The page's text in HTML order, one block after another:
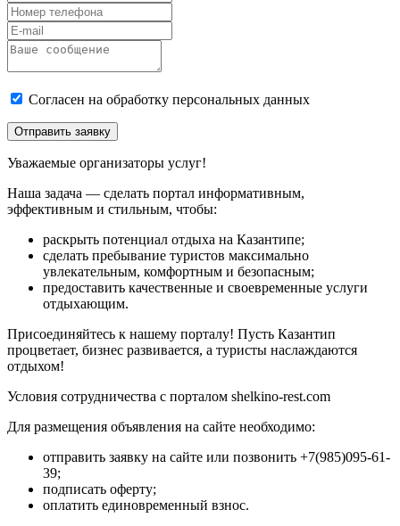
Согласен на обработку персональных данных
Отправить заявку
Уважаемые организаторы услуг!
Наша задача — сделать портал информативным,
эффективным и стильным, чтобы:
раскрыть потенциал отдыха на Казантипе;
сделать пребывание туристов максимально
увлекательным, комфортным и безопасным;
предоставить качественные и своевременные услуги
отдыхающим.
Присоединяйтесь к нашему порталу! Пусть Казантип
процветает, бизнес развивается, а туристы наслаждаются
отдыхом!
Условия сотрудничества с порталом shelkino-rest.com
Для размещения объявления на сайте необходимо:
отправить заявку на сайте или позвонить +7(985)095-61-
39;
подписать оферту;
оплатить единовременный взнос.